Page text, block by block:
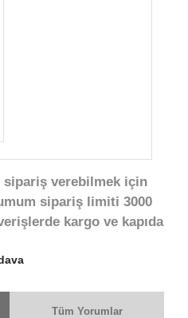
sipariş verebilmek için
sipariş limiti 3000
kargo ve kapıda
Tüm Yorumlar